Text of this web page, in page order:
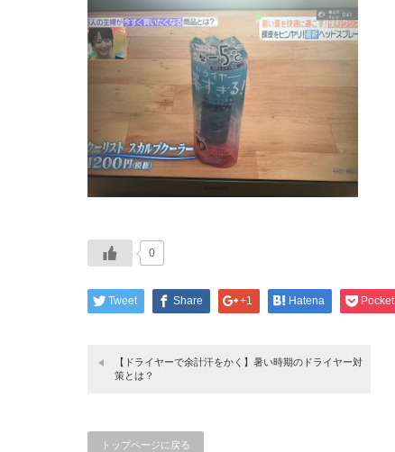
0
Tweet Share +1 Hatena Pocket
【ドライヤーで余計汗をかく】暑い時期のドライヤー対
策とは？
トップページに戻る